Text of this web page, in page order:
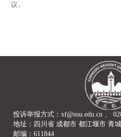
议。
投诉举报方式：xf@nsu.edu.cn 、
地址：四川省 成都市 都江堰市 青
邮编：611844